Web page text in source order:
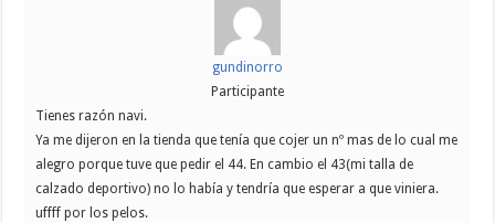
gundinorro
Participante
Tienes razón navi.
Ya me dijeron en la tienda que tenía que cojer un nº mas de lo cual me
alegro porque tuve que pedir el 44. En cambio el 43(mi talla de
calzado deportivo) no lo había y tendría que esperar a que viniera.
uffff por los pelos.